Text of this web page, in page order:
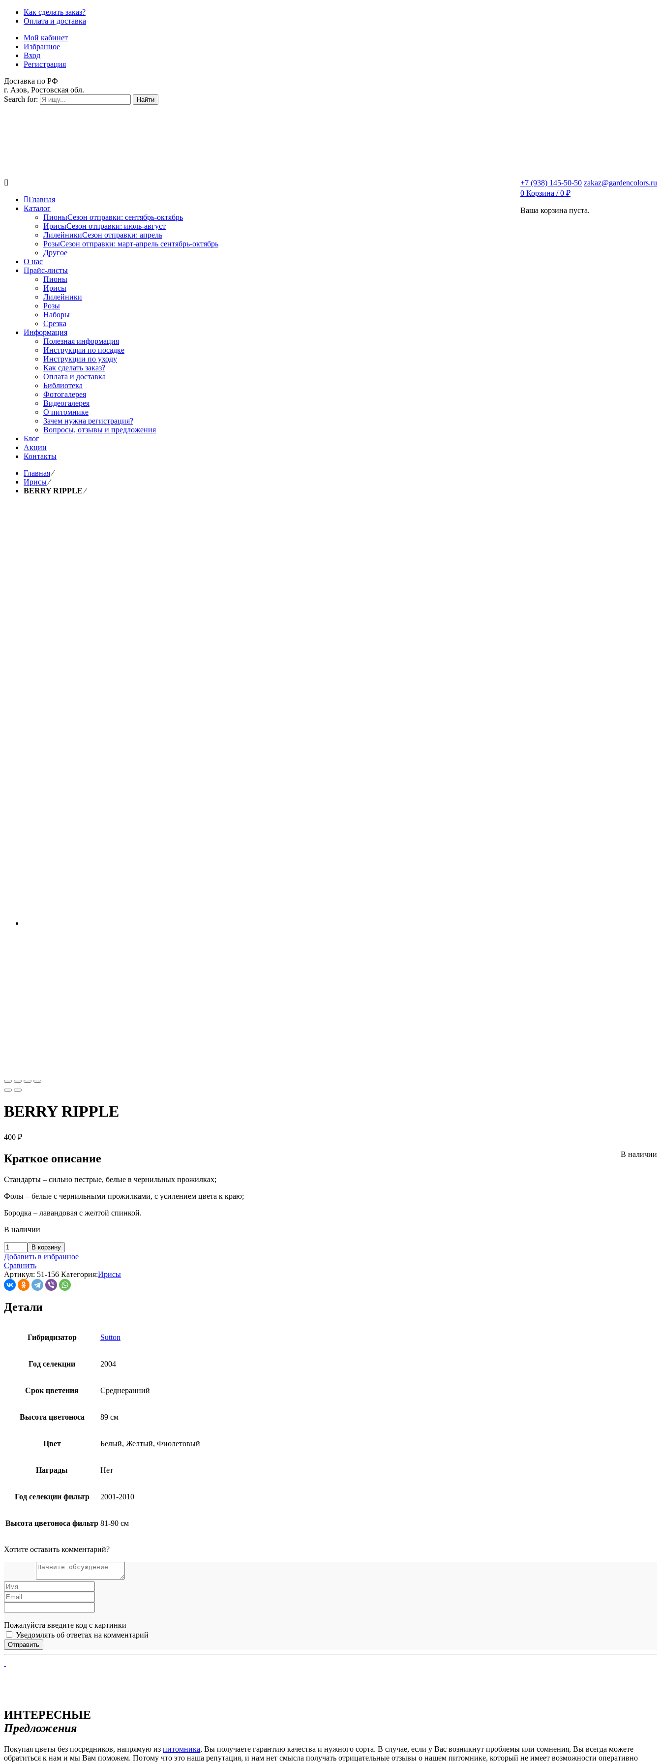
Как сделать заказ?
Оплата и доставка
Мой кабинет
Избранное
Вход
Регистрация
Доставка по РФ
г. Азов, Ростовская обл.
Search for:
Найти
+7 (938) 145-50-50 zakaz@gardencolors.ru
0 Корзина /0 ₽
Ваша корзина пуста.
Главная
Каталог
ПионыСезон отправки: сентябрь-октябрь
ИрисыСезон отправки: июль-август
ЛилейникиСезон отправки: апрель
РозыСезон отправки: март-апрель сентябрь-октябрь
Другое
О нас
Прайс-листы
Пионы
Ирисы
Лилейники
Розы
Наборы
Срезка
Информация
Полезная информация
Инструкции по посадке
Инструкции по уходу
Как сделать заказ?
Оплата и доставка
Библиотека
Фотогалерея
Видеогалерея
О питомнике
Зачем нужна регистрация?
Вопросы, отзывы и предложения
Блог
Акции
Контакты
Главная⁄
Ирисы⁄
BERRY RIPPLE⁄
BERRY RIPPLE
400 ₽
В наличии
Краткое описание
Стандарты – сильно пестрые, белые в чернильных прожилках;
Фолы – белые с чернильными прожилками, с усилением цвета к краю;
Бородка – лавандовая с желтой спинкой.
В наличии
В корзину
Добавить в избранное
Сравнить
Артикул: 51-156 Категория:Ирисы
Детали
Гибридизатор Sutton
Год селекции 2004
Срок цветения Среднеранний
Высота цветоноса 89 см
Цвет Белый, Желтый, Фиолетовый
Награды Нет
Год селекции фильтр 2001-2010
Высота цветоноса фильтр 81-90 см
Хотите оставить комментарий?
Пожалуйста введите код с картинки
Уведомлять об ответах на комментарий
ИНТЕРЕСНЫЕ
Предложения
Покупая цветы без посредников, напрямую из питомника, Вы получаете гарантию качества и нужного сорта. В случае, если у Вас возникнут проблемы или сомнения, Вы всегда можете
обратиться к нам и мы Вам поможем. Потому что это наша репутация, и нам нет смысла получать отрицательные отзывы о нашем питомнике, который не имеет возможности оперативно